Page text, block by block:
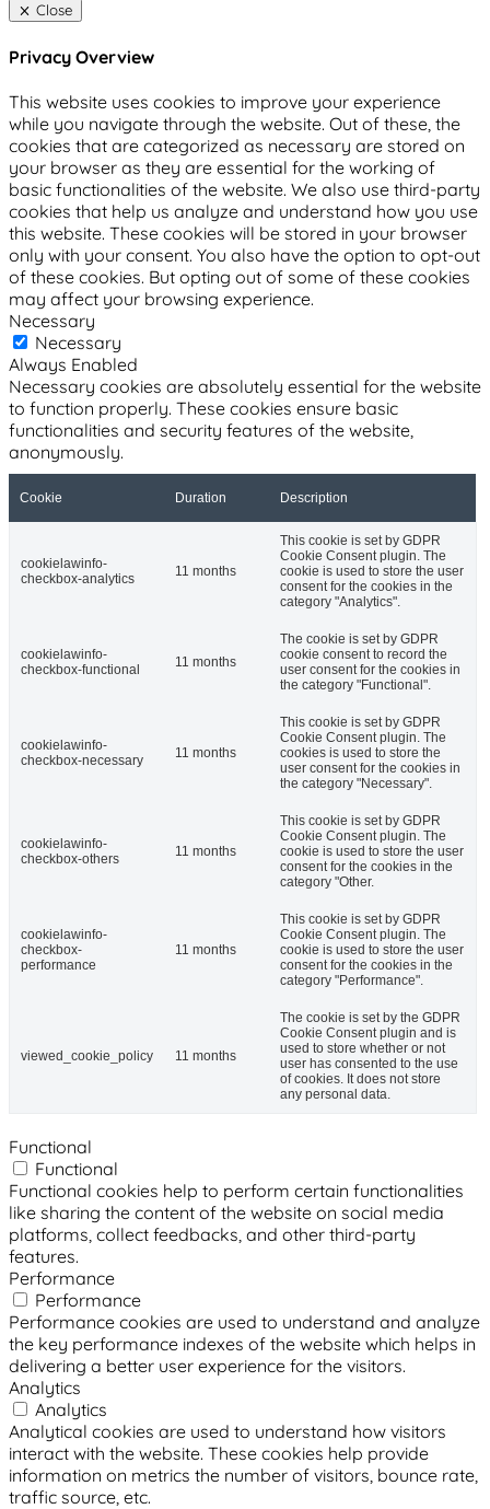
Close
Privacy Overview
This website uses cookies to improve your experience
while you navigate through the website. Out of these, the
cookies that are categorized as necessary are stored on
your browser as they are essential for the working of
basic functionalities of the website. We also use third-party
cookies that help us analyze and understand how you use
this website. These cookies will be stored in your browser
only with your consent. You also have the option to opt-out
of these cookies. But opting out of some of these cookies
may affect your browsing experience.
Necessary
Necessary
Always Enabled
Necessary cookies are absolutely essential for the website
to function properly. These cookies ensure basic
functionalities and security features of the website,
anonymously.
Cookie Duration Description
cookielawinfo-
checkbox-analytics
11 months
This cookie is set by GDPR
Cookie Consent plugin. The
cookie is used to store the user
consent for the cookies in the
category "Analytics".
cookielawinfo-
checkbox-functional
11 months
The cookie is set by GDPR
cookie consent to record the
user consent for the cookies in
the category "Functional".
cookielawinfo-
checkbox-necessary
11 months
This cookie is set by GDPR
Cookie Consent plugin. The
cookies is used to store the
user consent for the cookies in
the category "Necessary".
cookielawinfo-
checkbox-others
11 months
This cookie is set by GDPR
Cookie Consent plugin. The
cookie is used to store the user
consent for the cookies in the
category "Other.
cookielawinfo-
checkbox-
performance
11 months
This cookie is set by GDPR
Cookie Consent plugin. The
cookie is used to store the user
consent for the cookies in the
category "Performance".
viewed_cookie_policy 11 months
The cookie is set by the GDPR
Cookie Consent plugin and is
used to store whether or not
user has consented to the use
of cookies. It does not store
any personal data.
Functional
Functional
Functional cookies help to perform certain functionalities
like sharing the content of the website on social media
platforms, collect feedbacks, and other third-party
features.
Performance
Performance
Performance cookies are used to understand and analyze
the key performance indexes of the website which helps in
delivering a better user experience for the visitors.
Analytics
Analytics
Analytical cookies are used to understand how visitors
interact with the website. These cookies help provide
information on metrics the number of visitors, bounce rate,
traffic source, etc.